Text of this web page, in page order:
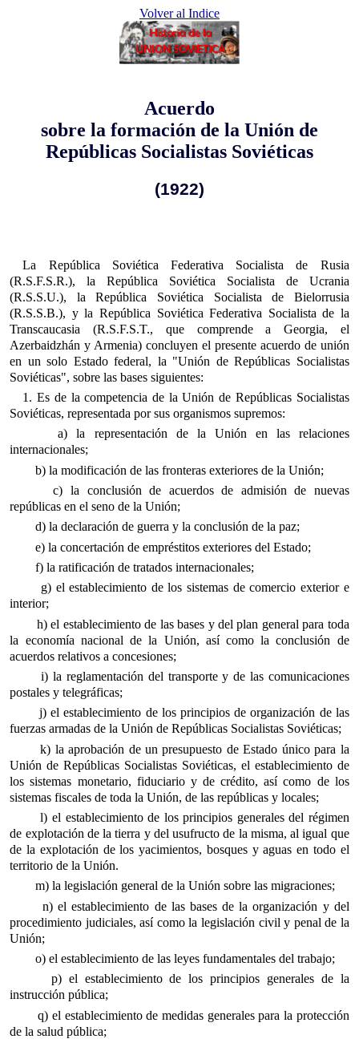
Volver al Indice
Acuerdo
sobre la formación de la Unión de
Repúblicas Socialistas Soviéticas
(1922)
La República Soviética Federativa Socialista de Rusia
(R.S.F.S.R.), la República Soviética Socialista de Ucrania
(R.S.S.U.), la República Soviética Socialista de Bielorrusia
(R.S.S.B.), y la República Soviética Federativa Socialista de la
Transcaucasia (R.S.F.S.T., que comprende a Georgia, el
Azerbaidzhán y Armenia) concluyen el presente acuerdo de unión
en un solo Estado federal, la "Unión de Repúblicas Socialistas
Soviéticas", sobre las bases siguientes:
1. Es de la competencia de la Unión de Repúblicas Socialistas
Soviéticas, representada por sus organismos supremos:
a) la representación de la Unión en las relaciones
internacionales;
b) la modificación de las fronteras exteriores de la Unión;
c) la conclusión de acuerdos de admisión de nuevas
repúblicas en el seno de la Unión;
d) la declaración de guerra y la conclusión de la paz;
e) la concertación de empréstitos exteriores del Estado;
f) la ratificación de tratados internacionales;
g) el establecimiento de los sistemas de comercio exterior e
interior;
h) el establecimiento de las bases y del plan general para toda
la economía nacional de la Unión, así como la conclusión de
acuerdos relativos a concesiones;
i) la reglamentación del transporte y de las comunicaciones
postales y telegráficas;
j) el establecimiento de los principios de organización de las
fuerzas armadas de la Unión de Repúblicas Socialistas Soviéticas;
k) la aprobación de un presupuesto de Estado único para la
Unión de Repúblicas Socialistas Soviéticas, el establecimiento de
los sistemas monetario, fiduciario y de crédito, así como de los
sistemas fiscales de toda la Unión, de las repúblicas y locales;
l) el establecimiento de los principios generales del régimen
de explotación de la tierra y del usufructo de la misma, al igual que
de la explotación de los yacimientos, bosques y aguas en todo el
territorio de la Unión.
m) la legislación general de la Unión sobre las migraciones;
n) el establecimiento de las bases de la organización y del
procedimiento judiciales, así como la legislación civil y penal de la
Unión;
o) el establecimiento de las leyes fundamentales del trabajo;
p) el establecimiento de los principios generales de la
instrucción pública;
q) el establecimiento de medidas generales para la protección
de la salud pública;